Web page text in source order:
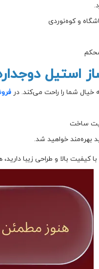
و کوه‌نوردی
استیل
شما را راحت می‌کند. در
ساخت
خواهید شد.
با کیفیت بالا و طراحی زیبا